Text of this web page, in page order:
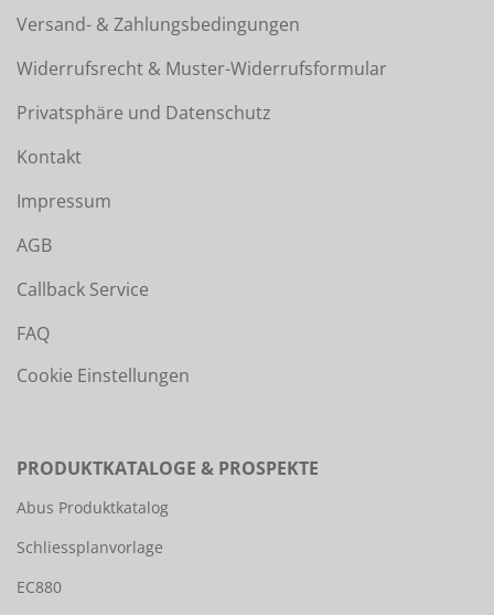
Versand- & Zahlungsbedingungen
Widerrufsrecht & Muster-Widerrufsformular
Privatsphäre und Datenschutz
Kontakt
Impressum
AGB
Callback Service
FAQ
Cookie Einstellungen
PRODUKTKATALOGE & PROSPEKTE
Abus Produktkatalog
Schliessplanvorlage
EC880